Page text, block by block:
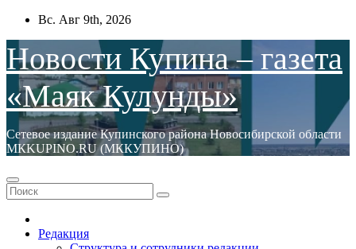
Перейти
содержимому
Вс. Авг 9th, 2026
Новости Купина – газета
«Маяк Кулунды»
Сетевое издание Купинского района Новосибирской области
МКKUPINO.RU (МККУПИНО)
Редакция